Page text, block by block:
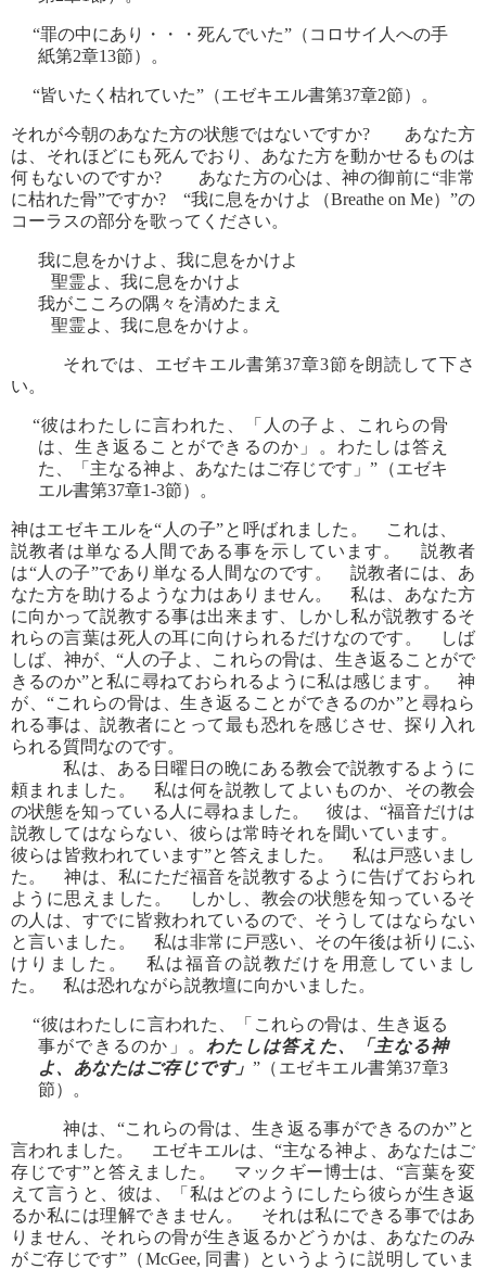
“罪の中にあり・・・死んでいた”（コロサイ人への手
紙第2章13節）。
“皆いたく枯れていた”（エゼキエル書第37章2節）。
それが今朝のあなた方の状態ではないですか? あなた方
は、それほどにも死んでおり、あなた方を動かせるものは
何もないのですか? あなた方の心は、神の御前に“非常
に枯れた骨”ですか? “我に息をかけよ（Breathe on Me）”の
コーラスの部分を歌ってください。
我に息をかけよ、我に息をかけよ
聖霊よ、我に息をかけよ
我がこころの隅々を清めたまえ
聖霊よ、我に息をかけよ。
それでは、エゼキエル書第37章3節を朗読して下さ
い。
“彼はわたしに言われた、「人の子よ、これらの骨
は、生き返ることができるのか」。わたしは答え
た、「主なる神よ、あなたはご存じです」”（エゼキ
エル書第37章1-3節）。
神はエゼキエルを“人の子”と呼ばれました。 これは、
説教者は単なる人間である事を示しています。 説教者
は“人の子”であり単なる人間なのです。 説教者には、あ
なた方を助けるような力はありません。 私は、あなた方
に向かって説教する事は出来ます、しかし私が説教するそ
れらの言葉は死人の耳に向けられるだけなのです。 しば
しば、神が、“人の子よ、これらの骨は、生き返ることがで
きるのか”と私に尋ねておられるように私は感じます。 神
が、“これらの骨は、生き返ることができるのか”と尋ねら
れる事は、説教者にとって最も恐れを感じさせ、探り入れ
られる質問なのです。
私は、ある日曜日の晩にある教会で説教するように
頼まれました。 私は何を説教してよいものか、その教会
の状態を知っている人に尋ねました。 彼は、“福音だけは
説教してはならない、彼らは常時それを聞いています。
彼らは皆救われています”と答えました。 私は戸惑いまし
た。 神は、私にただ福音を説教するように告げておられ
ように思えました。 しかし、教会の状態を知っているそ
の人は、すでに皆救われているので、そうしてはならない
と言いました。 私は非常に戸惑い、その午後は祈りにふ
けりました。 私は福音の説教だけを用意していまし
た。 私は恐れながら説教壇に向かいました。
“彼はわたしに言われた、「これらの骨は、生き返る
事ができるのか」。 わたしは答えた、「主なる神
よ、あなたはご存じです」 ”（エゼキエル書第37章3
節）。
神は、“これらの骨は、生き返る事ができるのか”と
言われました。 エゼキエルは、“主なる神よ、あなたはご
存じです”と答えました。 マックギー博士は、“言葉を変
えて言うと、彼は、「私はどのようにしたら彼らが生き返
るか私には理解できません。 それは私にできる事ではあ
りません、それらの骨が生き返るかどうかは、あなたのみ
がご存じです”（McGee, 同書）というように説明していま